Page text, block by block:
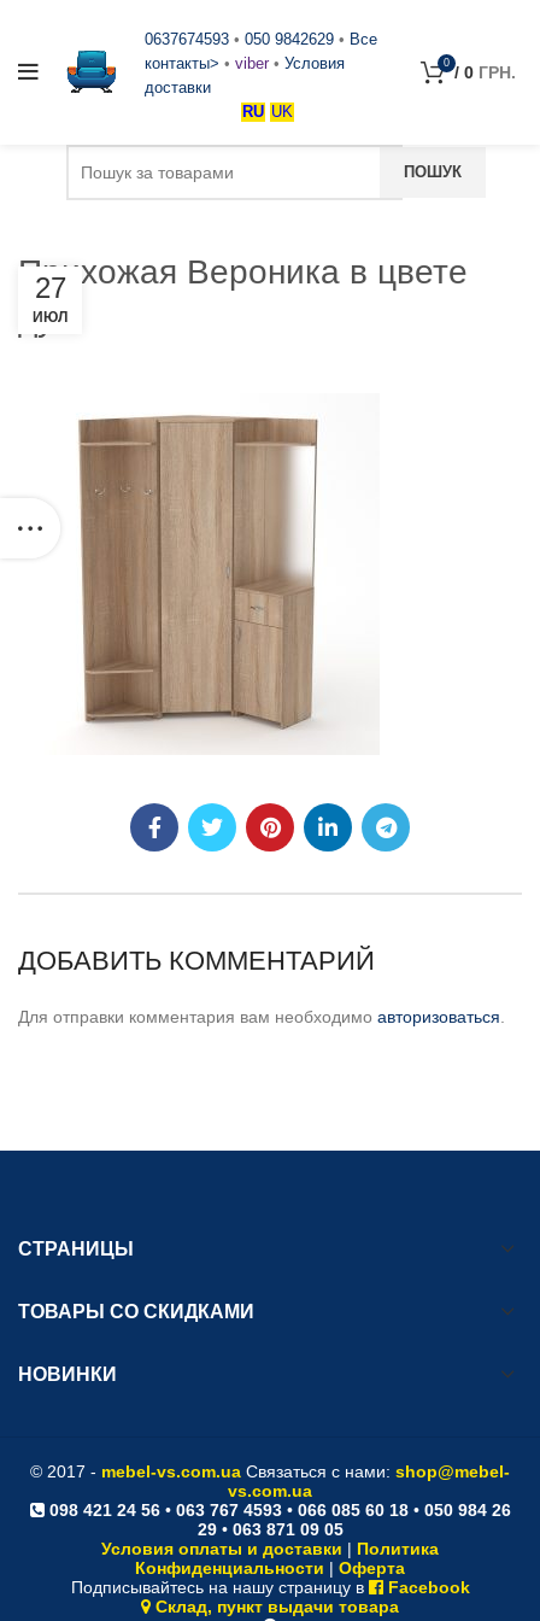
0637674593 • 050 9842629 • Все
контакты> • viber • Условия
доставки
RU UK
0 / 0 ГРН.
Прихожая Вероника в цвете
дуб
27
ИЮЛ
ДОБАВИТЬ КОММЕНТАРИЙ
Для отправки комментария вам необходимо авторизоваться
СТРАНИЦЫ
ТОВАРЫ СО СКИДКАМИ
НОВИНКИ
© 2017 - mebel-vs.com.ua Связаться с нами: shop@mebel-
vs.com.ua
098 421 24 56• 063 767 4593• 066 085 60 18• 050 984 26
29• 063 871 09 05
Условия оплаты и доставки | Политика
Конфиденциальности | Оферта
Подписывайтесь на нашу страницу в
Facebook
Склад, пункт выдачи товара